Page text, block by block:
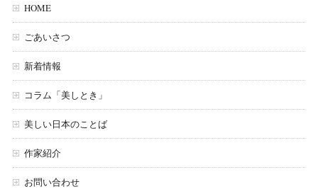
HOME
ごあいさつ
新着情報
コラム「美しとき」
美しい日本のことば
作家紹介
お問い合わせ